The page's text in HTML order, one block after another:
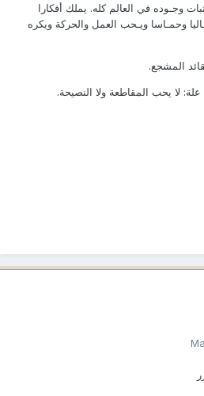
وجـوده في العالم كله. يملك أفكارا
وحمـاسا ويـحب العمل والحركة ويكره
المشجع.
لا يحب المقاطعة ولا النصيحة.